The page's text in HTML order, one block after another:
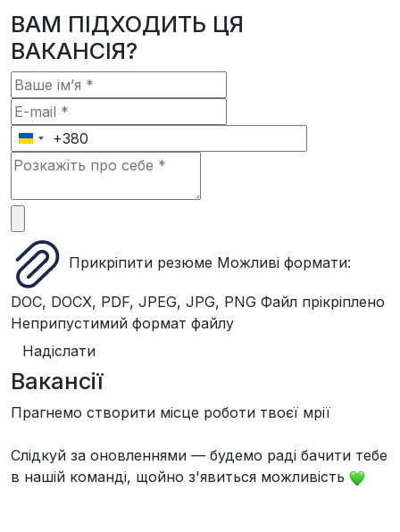
ВАМ ПІДХОДИТЬ ЦЯ
ВАКАНСІЯ?
Ukraine
+380
+380
Прикріпити резюме Можливі формати:
DOC, DOCX, PDF, JPEG, JPG, PNG Файл прікріплено
Неприпустимий формат файлу
Надіслати
Вакансії
Прагнемо створити місце роботи твоєї мрії
Слідкуй за оновленнями — будемо раді бачити тебе
в нашій команді, щойно з'явиться можливість